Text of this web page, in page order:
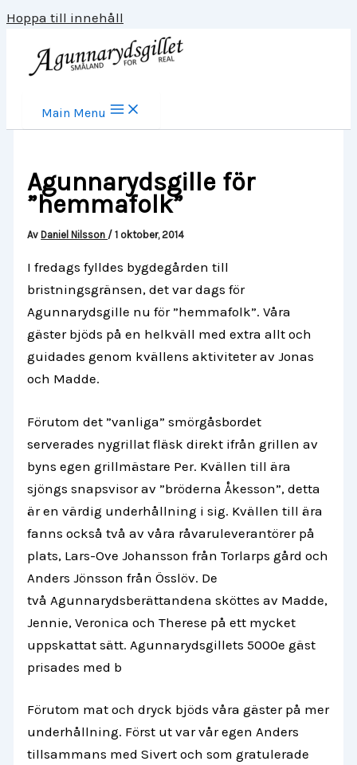
Hoppa till innehåll
Main Menu
Agunnarydsgille för
”hemmafolk”
Av Daniel Nilsson /1 oktober, 2014
I fredags fylldes bygdegården till
bristningsgränsen, det var dags för
Agunnarydsgille nu för ”hemmafolk”. Våra
gäster bjöds på en helkväll med extra allt och
guidades genom kvällens aktiviteter av Jonas
och Madde.
Förutom det ”vanliga” smörgåsbordet
serverades nygrillat fläsk direkt ifrån grillen av
byns egen grillmästare Per. Kvällen till ära
sjöngs snapsvisor av ”bröderna Åkesson”, detta
är en värdig underhållning i sig. Kvällen till ära
fanns också två av våra råvaruleverantörer på
plats, Lars-Ove Johansson från Torlarps gård och
Anders Jönsson från Össlöv. De
två Agunnarydsberättandena sköttes av Madde,
Jennie, Veronica och Therese på ett mycket
uppskattat sätt. Agunnarydsgillets 5000e gäst
prisades med b
Förutom mat och dryck bjöds våra gäster på mer
underhållning. Först ut var vår egen Anders
tillsammans med Sivert och som gratulerade